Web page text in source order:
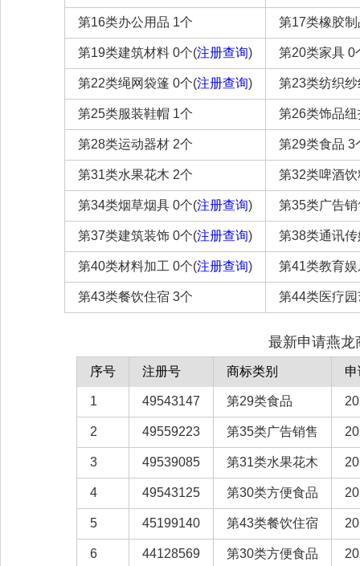
第16类办公用品 1个 第17类橡胶
第19类建筑材料 0个(注册查询) 第20类家具 0
第22类绳网袋篷 0个(注册查询) 第23类纺织
第25类服装鞋帽 1个 第26类饰品
第28类运动器材 2个 第29类食品 3
第31类水果花木 2个 第32类啤酒
第34类烟草烟具 0个(注册查询) 第35类广告
第37类建筑装饰 0个(注册查询) 第38类通讯
第40类材料加工 0个(注册查询) 第41类教育
第43类餐饮住宿 3个 第44类医疗
最新申请燕龙
序号 注册号 商标类别
1 49543147 第29类食品
2 49559223 第35类广告销售
3 49539085 第31类水果花木
4 49543125 第30类方便食品
5 45199140 第43类餐饮住宿
6 44128569 第30类方便食品